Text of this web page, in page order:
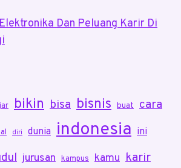
Dan Peluang Karir Di
bikin bisa bisnis buat cara
diri dunia indonesia ini
jurusan kampus kamu karir